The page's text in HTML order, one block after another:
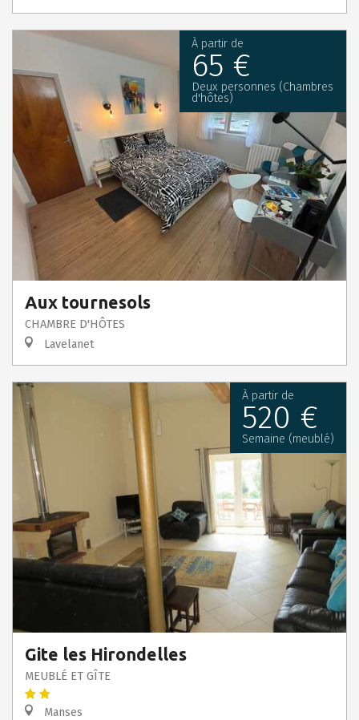
À partir de
65 €
Deux personnes (Chambres
d'hôtes)
Aux tournesols
CHAMBRE D'HÔTES
Lavelanet
À partir de
520 €
Semaine (meublé)
Gite les Hirondelles
MEUBLÉ ET GÎTE
Manses